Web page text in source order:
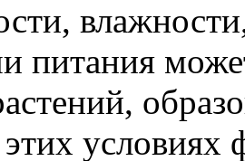
питания
этих